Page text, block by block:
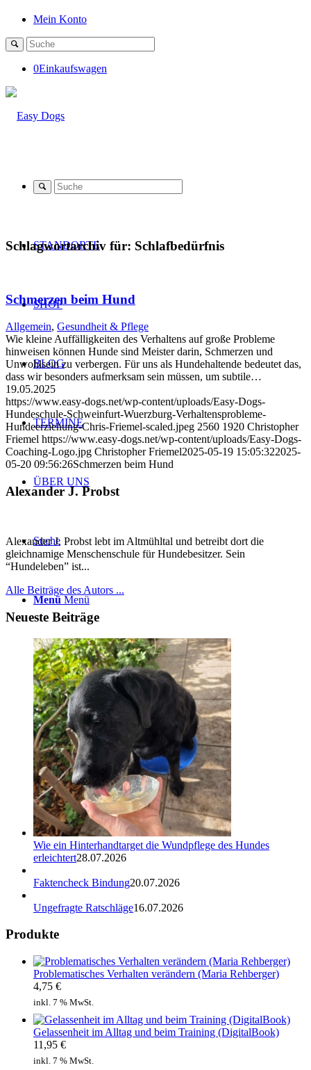
Mein Konto
0Einkaufswagen
STANDORTE
SHOP
BLOG
TERMINE
ÜBER UNS
Suche
Menü Menü
Schlagwortarchiv für: Schlafbedürfnis
Schmerzen beim Hund
Allgemein, Gesundheit & Pflege
Wie kleine Auffälligkeiten des Verhaltens auf große Probleme
hinweisen können Hunde sind Meister darin, Schmerzen und
Unwohlsein zu verbergen. Für uns als Hundehaltende bedeutet das,
dass wir besonders aufmerksam sein müssen, um subtile…
19.05.2025
https://www.easy-dogs.net/wp-content/uploads/Easy-Dogs-
Hundeschule-Schweinfurt-Wuerzburg-Verhaltensprobleme-
Hundeerziehung-Chris-Friemel-scaled.jpeg 2560 1920 Christopher
Friemel https://www.easy-dogs.net/wp-content/uploads/Easy-Dogs-
Coaching-Logo.jpg Christopher Friemel2025-05-19 15:05:322025-
05-20 09:56:26Schmerzen beim Hund
Alexander J. Probst
Alexander J. Probst lebt im Altmühltal und betreibt dort die
gleichnamige Menschenschule für Hundebesitzer. Sein
“Hundeleben” ist...
Alle Beiträge des Autors ...
Neueste Beiträge
Wie ein Hinterhandtarget die Wundpflege des Hundes
erleichtert28.07.2026
Faktencheck Bindung20.07.2026
Ungefragte Ratschläge16.07.2026
Produkte
Problematisches Verhalten verändern (Maria Rehberger)
4,75 €
inkl. 7 % MwSt.
Gelassenheit im Alltag und beim Training (DigitalBook)
11,95 €
inkl. 7 % MwSt.